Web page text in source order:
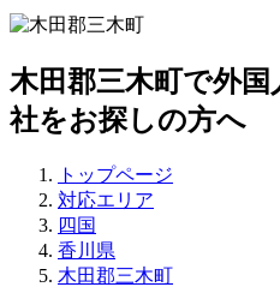
木田郡三木町で外
社をお探しの方へ
トップページ
対応エリア
四国
香川県
木田郡三木町